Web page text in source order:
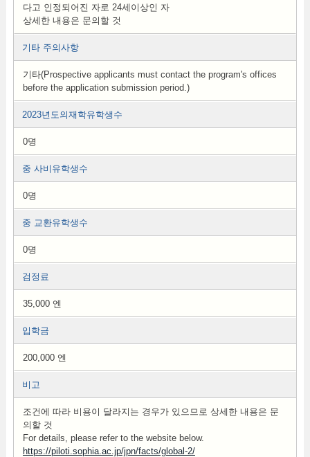
다고 인정되어진 자로 24세이상인 자
상세한 내용은 문의할 것
기타 주의사항
기타(Prospective applicants must contact the program's offices
before the application submission period.)
2023년도의재학유학생수
0명
중 사비유학생수
0명
중 교환유학생수
0명
검정료
35,000 엔
입학금
200,000 엔
비고
조건에 따라 비용이 달라지는 경우가 있으므로 상세한 내용은 문
의할 것
For details, please refer to the website below.
https://piloti.sophia.ac.jp/jpn/facts/global-2/